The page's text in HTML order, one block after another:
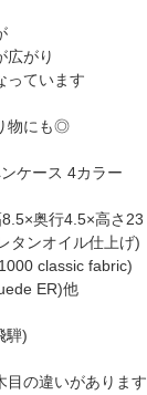
広がり
っています
物にも◎
ケース 4カラー
奥行4.5×高さ23
タンオイル仕上げ)
classic fabric)
ER)他
騨)
の違いがあります